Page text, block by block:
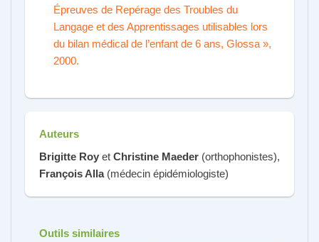
Épreuves de Repérage des Troubles du
Langage et des Apprentissages utilisables lors
du bilan médical de l’enfant de 6 ans, Glossa »,
2000.
Auteurs
Brigitte Royet Christine Maeder(orthophonistes),
François Alla(médecin épidémiologiste)
Outils similaires